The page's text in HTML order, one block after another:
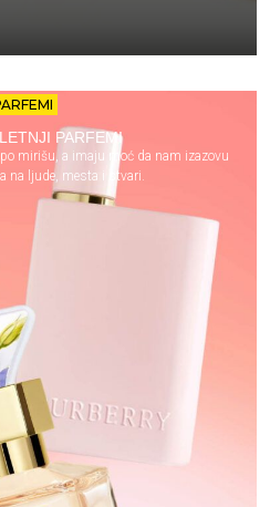
PARFEMI
mirišu, a imaju moć da nam izazovu
na ljude, mesta i stvari.